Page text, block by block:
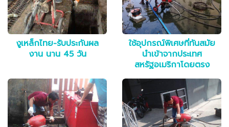
งูเหล็กไทย-รับประกันผล
งาน นาน 45 วัน
ใช้อุปกรณ์พิเศษที่ทันสมัย
นำเข้าจากประเทศ
สหรัฐอเมริกาโดยตรง